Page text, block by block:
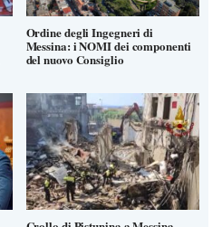
Ordine degli Ingegneri di
Messina: i NOMI dei componenti
del nuovo Consiglio